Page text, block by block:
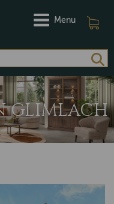
Menu
GLIMLACH